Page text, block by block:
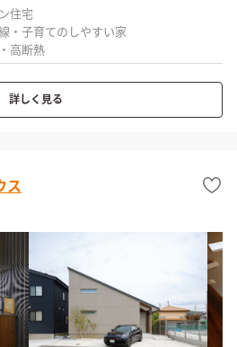
住宅
・子育てのしやすい家
高断熱
詳しく見る
ス